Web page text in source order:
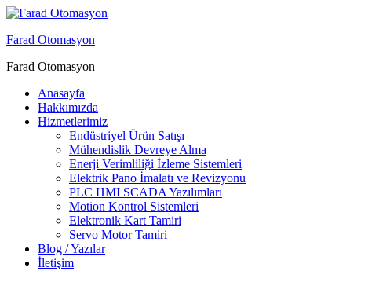
Menu
Farad Otomasyon
Farad Otomasyon
Anasayfa
Hakkımızda
Hizmetlerimiz
Endüstriyel Ürün Satışı
Mühendislik Devreye Alma
Enerji Verimliliği İzleme Sistemleri
Elektrik Pano İmalatı ve Revizyonu
PLC HMI SCADA Yazılımları
Motion Kontrol Sistemleri
Elektronik Kart Tamiri
Servo Motor Tamiri
Blog / Yazılar
İletişim